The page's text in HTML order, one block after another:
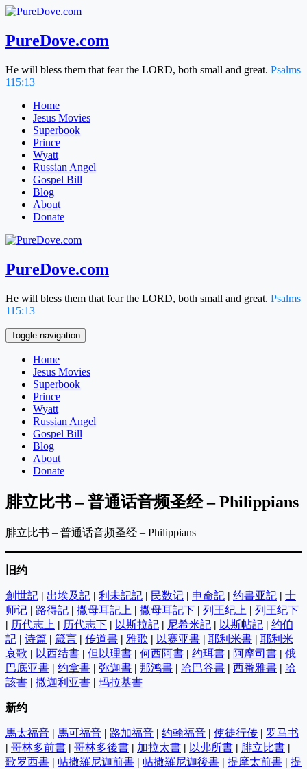
Skip
content
PureDove.com
He will bless them that fear the LORD, both small and great. Psalms
115:13
Home
Jesus Movies
Superbook
Prince
Wyatt
Russian Angel
Gospel Bill
Blog
About
Donate
PureDove.com
He will bless them that fear the LORD, both small and great. Psalms
115:13
Toggle navigation
Home
Jesus Movies
Superbook
Prince
Wyatt
Russian Angel
Gospel Bill
Blog
About
Donate
腓立比书 – 普通话音频圣经 – Philippians
腓立比书 – 普通话音频圣经 – Philippians
旧约
創世記 | 出埃及記 | 利未記記 | 民数记 | 申命記 | 约書亚記 | 士
师记 | 路得記 | 撒母耳記上 | 撒母耳記下 | 列王纪上 | 列王纪下
| 历代志上 | 历代志下 | 以斯拉記 | 尼希米記 | 以斯帖記 | 约伯
記 | 诗篇 | 箴言 | 传道書 | 雅歌 | 以赛亚書 | 耶利米書 | 耶利米
哀歌 | 以西结書 | 但以理書 | 何西阿書 | 约珥書 | 阿摩司書 | 俄
巴底亚書 | 约拿書 | 弥迦書 | 那鸿書 | 哈巴谷書 | 西番雅書 | 哈
該書 | 撒迦利亚書 | 玛拉基書
新约
馬太福音 | 馬可福音 | 路加福音 | 约翰福音 | 使徒行传 | 罗马书
| 哥林多前書 | 哥林多後書 | 加拉太書 | 以弗所書 | 腓立比書 |
歌罗西書 | 帖撒羅尼迦前書 | 帖撒羅尼迦後書 | 提摩太前書 | 提